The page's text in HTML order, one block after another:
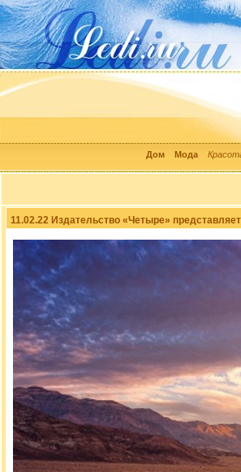
Дом Мода
11.02.22 Издательство «Четыре»